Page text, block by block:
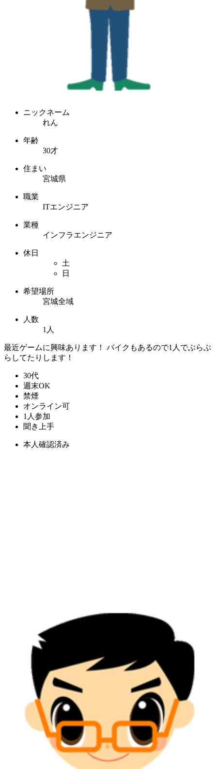
ニックネーム
れん
年齢
30才
住まい
宮城県
職業
ITエンジニア
業種
インフラエンジニア
休日
土
日
希望場所
宮城全域
人数
1人
最近ゲームに興味あります！ バイクもあるので1人でぶらぶ
らしてたりします！
30代
週末OK
禁煙
オンライン可
1人参加
聞き上手
本人確認済み